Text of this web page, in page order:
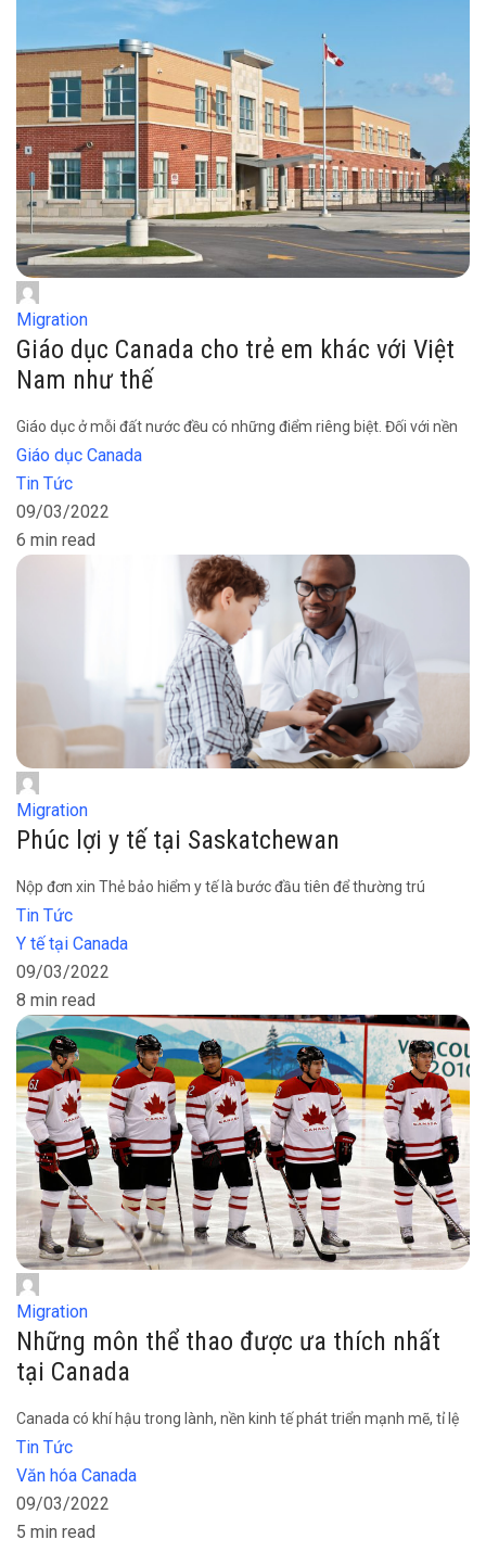
Migration
Giáo dục Canada cho trẻ em khác với Việt
Nam như thế
Giáo dục ở mỗi đất nước đều có những điểm riêng biệt. Đối với nền
Giáo dục Canada
Tin Tức
09/03/2022
6 min read
Migration
Phúc lợi y tế tại Saskatchewan
Nộp đơn xin Thẻ bảo hiểm y tế là bước đầu tiên để thường trú
Tin Tức
Y tế tại Canada
09/03/2022
8 min read
Migration
Những môn thể thao được ưa thích nhất
tại Canada
Canada có khí hậu trong lành, nền kinh tế phát triển mạnh mẽ, tỉ lệ
Tin Tức
Văn hóa Canada
09/03/2022
5 min read